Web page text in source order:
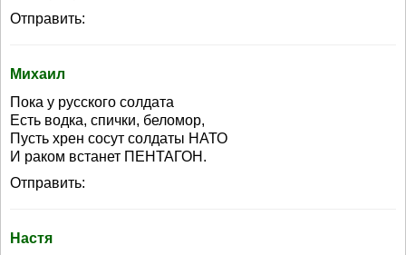
Отправить:
Михаил
Пока у русского солдата
Есть водка, спички, беломор,
Пусть хрен сосут солдаты НАТО
И раком встанет ПЕНТАГОН.
Отправить:
Настя